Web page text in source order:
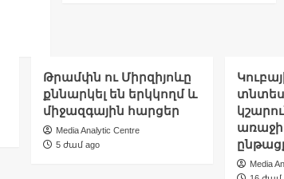
խորհուրդը
նիստ
կանցկացնի՝
նվիրված
Ուկրաինայում
Թրամփն ու Միրզիյոևը
քննարկել են երկկողմ և
միջազգային հարցեր
Media Analytic Centre
5 ժամ ago
Media